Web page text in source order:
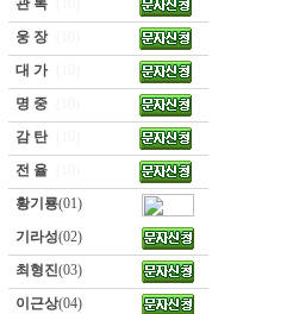
관 록
웅 장
대 가
명 중
감 탄
전 율
황기룡(01)
기라성(02)
최형진(03)
이근상(04)